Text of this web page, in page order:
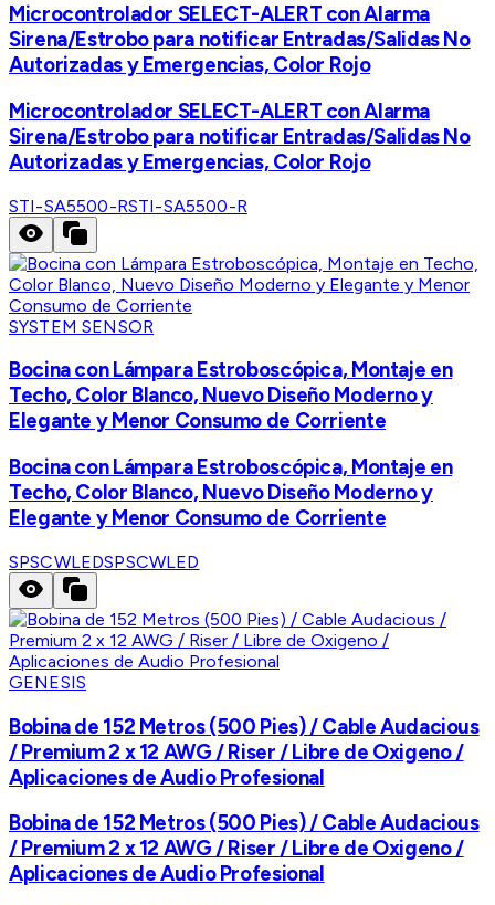
Microcontrolador SELECT-ALERT con Alarma
Sirena/Estrobo para notificar Entradas/Salidas No
Autorizadas y Emergencias, Color Rojo
Microcontrolador SELECT-ALERT con Alarma
Sirena/Estrobo para notificar Entradas/Salidas No
Autorizadas y Emergencias, Color Rojo
STI-SA5500-RSTI-SA5500-R
SYSTEM SENSOR
Bocina con Lámpara Estroboscópica, Montaje en
Techo, Color Blanco, Nuevo Diseño Moderno y
Elegante y Menor Consumo de Corriente
Bocina con Lámpara Estroboscópica, Montaje en
Techo, Color Blanco, Nuevo Diseño Moderno y
Elegante y Menor Consumo de Corriente
SPSCWLEDSPSCWLED
GENESIS
Bobina de 152 Metros (500 Pies) / Cable Audacious
/ Premium 2 x 12 AWG / Riser / Libre de Oxigeno /
Aplicaciones de Audio Profesional
Bobina de 152 Metros (500 Pies) / Cable Audacious
/ Premium 2 x 12 AWG / Riser / Libre de Oxigeno /
Aplicaciones de Audio Profesional